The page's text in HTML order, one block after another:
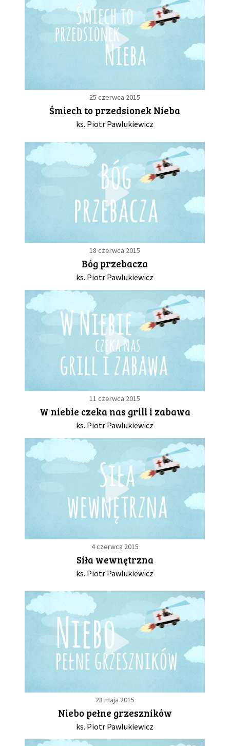
25 czerwca 2015
Śmiech to przedsionek Nieba
ks. Piotr Pawlukiewicz
18 czerwca 2015
Bóg przebacza
ks. Piotr Pawlukiewicz
11 czerwca 2015
W niebie czeka nas grill i zabawa
ks. Piotr Pawlukiewicz
4 czerwca 2015
Siła wewnętrzna
ks. Piotr Pawlukiewicz
28 maja 2015
Niebo pełne grzeszników
ks. Piotr Pawlukiewicz